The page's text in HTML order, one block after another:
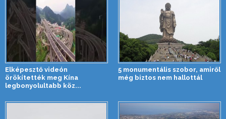
Elképesztő videón
örökítették meg Kína
legbonyolultabb köz...
5 monumentális szobor, amiről
még biztos nem hallottál